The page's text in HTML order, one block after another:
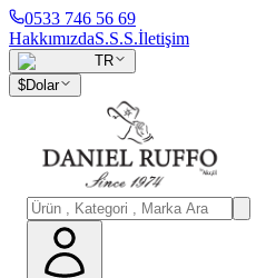
0533 746 56 69
HakkımızdaS.S.S.İletişim
TR
$Dolar